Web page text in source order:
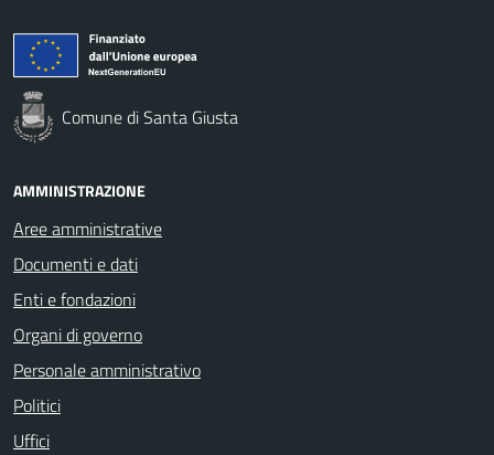
Comune di Santa Giusta
AMMINISTRAZIONE
Aree amministrative
Documenti e dati
Enti e fondazioni
Organi di governo
Personale amministrativo
Politici
Uffici